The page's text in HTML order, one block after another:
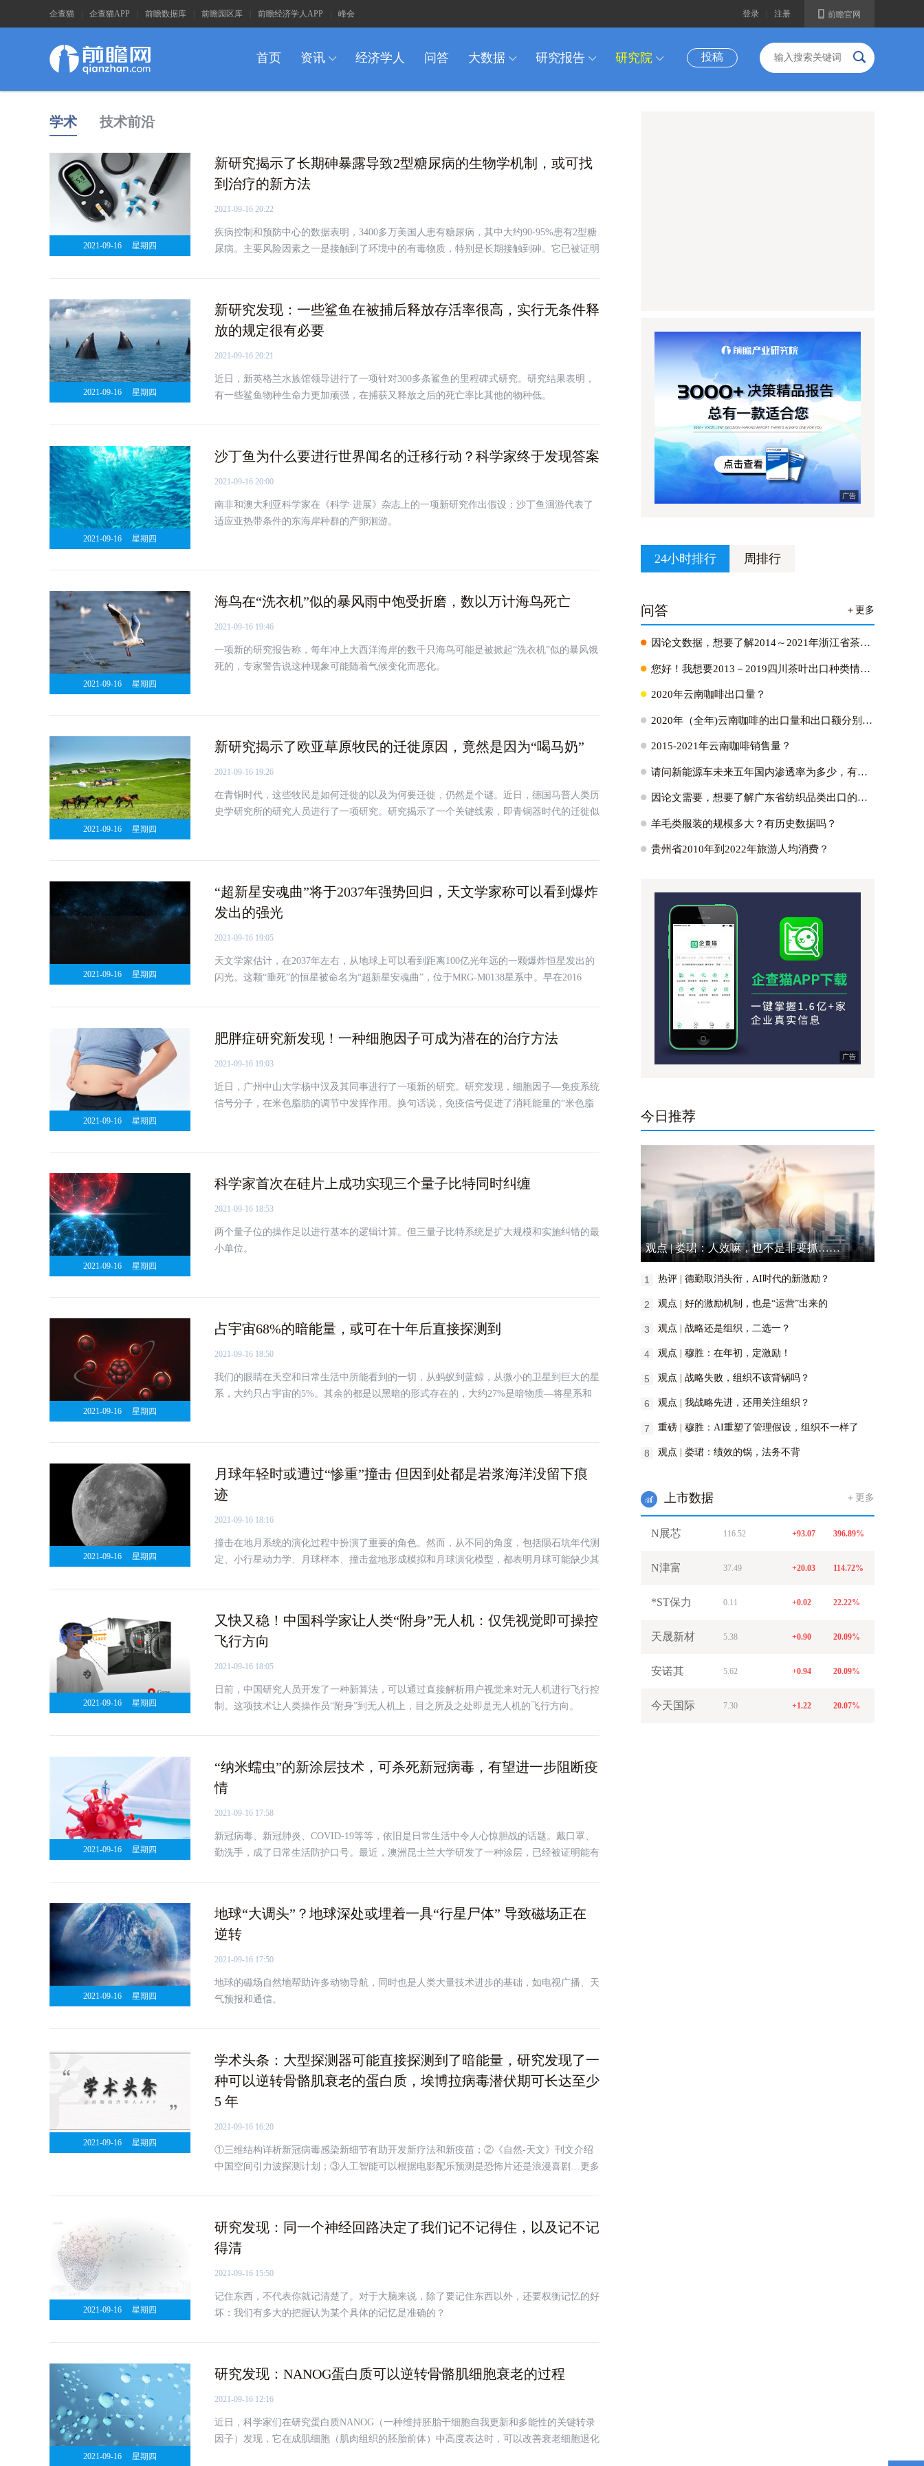
企查猫 企查猫APP 前瞻数据库 前瞻园区库 前瞻经济学人APP 峰会 A 前瞻官网
登录 注册
首页 资讯 I 经济学人 问答 大数据 I 研究报告 I 研究院 I 投稿 B
学术 技术前沿
2021-09-16 星期四
新研究揭示了长期砷暴露导致2型糖尿病的生物学机制，或可找
到治疗的新方法
2021-09-16 20:22
疾病控制和预防中心的数据表明，3400多万美国人患有糖尿病，其中大约90-95%患有2型糖
尿病。主要风险因素之一是接触到了环境中的有毒物质，特别是长期接触到砷。它已被证明
征。
2021-09-16 星期四
新研究发现：一些鲨鱼在被捕后释放存活率很高，实行无条件释
放的规定很有必要
2021-09-16 20:21
近日，新英格兰水族馆领导进行了一项针对300多条鲨鱼的里程碑式研究。研究结果表明，
有一些鲨鱼物种生命力更加顽强，在捕获又释放之后的死亡率比其他的物种低。
2021-09-16 星期四
沙丁鱼为什么要进行世界闻名的迁移行动？科学家终于发现答案
2021-09-16 20:00
南非和澳大利亚科学家在《科学·进展》杂志上的一项新研究作出假设：沙丁鱼洄游代表了
适应亚热带条件的东海岸种群的产卵洄游。
2021-09-16 星期四
海鸟在“洗衣机”似的暴风雨中饱受折磨，数以万计海鸟死亡
2021-09-16 19:46
一项新的研究报告称，每年冲上大西洋海岸的数千只海鸟可能是被掀起“洗衣机”似的暴风饿
死的，专家警告说这种现象可能随着气候变化而恶化。
2021-09-16 星期四
新研究揭示了欧亚草原牧民的迁徙原因，竟然是因为“喝马奶”
2021-09-16 19:26
在青铜时代，这些牧民是如何迁徙的以及为何要迁徙，仍然是个谜。近日，德国马普人类历
史学研究所的研究人员进行了一项研究。研究揭示了一个关键线索，即青铜器时代的迁徙似
2021-09-16 星期四
“超新星安魂曲”将于2037年强势回归，天文学家称可以看到爆炸
发出的强光
2021-09-16 19:05
天文学家估计，在2037年左右，从地球上可以看到距离100亿光年远的一颗爆炸恒星发出的
闪光。这颗“垂死”的恒星被命名为“超新星安魂曲”，位于MRG-M0138星系中。早在2016
2021-09-16 星期四
肥胖症研究新发现！一种细胞因子可成为潜在的治疗方法
2021-09-16 19:03
近日，广州中山大学杨中汉及其同事进行了一项新的研究。研究发现，细胞因子—免疫系统
信号分子，在米色脂肪的调节中发挥作用。换句话说，免疫信号促进了消耗能量的“米色脂
2021-09-16 星期四
科学家首次在硅片上成功实现三个量子比特同时纠缠
2021-09-16 18:53
两个量子位的操作足以进行基本的逻辑计算。但三量子比特系统是扩大规模和实施纠错的最
小单位。
2021-09-16 星期四
占宇宙68%的暗能量，或可在十年后直接探测到
2021-09-16 18:50
我们的眼睛在天空和日常生活中所能看到的一切，从蚂蚁到蓝鲸，从微小的卫星到巨大的星
系，大约只占宇宙的5%。其余的都是以黑暗的形式存在的，大约27%是暗物质—将星系和
2021-09-16 星期四
月球年轻时或遭过“惨重”撞击 但因到处都是岩浆海洋没留下痕
迹
2021-09-16 18:16
撞击在地月系统的演化过程中扮演了重要的角色。然而，从不同的角度，包括陨石坑年代测
定、小行星动力学、月球样本、撞击盆地形成模拟和月球演化模型，都表明月球可能缺少其
地，可能是在月球岩浆海洋仍在凝固时形成的。
2021-09-16 星期四
又快又稳！中国科学家让人类“附身”无人机：仅凭视觉即可操控
飞行方向
2021-09-16 18:05
日前，中国研究人员开发了一种新算法，可以通过直接解析用户视觉来对无人机进行飞行控
制。这项技术让人类操作员“附身”到无人机上，目之所及之处即是无人机的飞行方向。
2021-09-16 星期四
“纳米蠕虫”的新涂层技术，可杀死新冠病毒，有望进一步阻断疫
情
2021-09-16 17:58
新冠病毒、新冠肺炎、COVID-19等等，依旧是日常生活中令人心惊胆战的话题。戴口罩、
勤洗手，成了日常生活防护口号。最近，澳洲昆士兰大学研发了一种涂层，已经被证明能有
2021-09-16 星期四
地球“大调头”？地球深处或埋着一具“行星尸体” 导致磁场正在
逆转
2021-09-16 17:50
地球的磁场自然地帮助许多动物导航，同时也是人类大量技术进步的基础，如电视广播、天
气预报和通信。
2021-09-16 星期四
学术头条：大型探测器可能直接探测到了暗能量，研究发现了一
种可以逆转骨骼肌衰老的蛋白质，埃博拉病毒潜伏期可长达至少
5 年
2021-09-16 16:20
①三维结构详析新冠病毒感染新细节有助开发新疗法和新疫苗；②《自然-天文》刊文介绍
中国空间引力波探测计划；③人工智能可以根据电影配乐预测是恐怖片还是浪漫喜剧…更多
2021-09-16 星期四
研究发现：同一个神经回路决定了我们记不记得住，以及记不记
得清
2021-09-16 15:50
记住东西，不代表你就记清楚了。对于大脑来说，除了要记住东西以外，还要权衡记忆的好
坏：我们有多大的把握认为某个具体的记忆是准确的？
2021-09-16 星期四
研究发现：NANOG蛋白质可以逆转骨骼肌细胞衰老的过程
2021-09-16 12:16
近日，科学家们在研究蛋白质NANOG（一种维持胚胎干细胞自我更新和多能性的关键转录
因子）发现，它在成肌细胞（肌肉组织的胚胎前体）中高度表达时，可以改善衰老细胞退化
广告
24小时排行 周排行
问答 ＋更多
H 因论文数据，想要了解2014～2021年浙江省茶叶出口量、出口金额以及它们占全国比重；2021年浙江省茶叶出口各个国家的出口量？
H 您好！我想要2013－2019四川茶叶出口种类情况:绿茶出口占比~红茶～黑茶~白茶？
H 2020年云南咖啡出口量？
H 2020年（全年)云南咖啡的出口量和出口额分别是多少？
H 2015-2021年云南咖啡销售量？
H 请问新能源车未来五年国内渗透率为多少，有没有测算逻辑参考？国内外新能源车渗透率的峰值能达到多少?
H 因论文需要，想要了解广东省纺织品类出口的主要市场，具体的出口额为多少，不同贸易方式出口额多少占比多少。蟹蟹！？
H 羊毛类服装的规模多大？有历史数据吗？
H 贵州省2010年到2022年旅游人均消费？
广告
今日推荐
观点 | 娄珺：人效嘛，也不是非要抓……
1 热评 | 德勤取消头衔，AI时代的新激励？
2 观点 | 好的激励机制，也是“运营”出来的
3 观点 | 战略还是组织，二选一？
4 观点 | 穆胜：在年初，定激励！
5 观点 | 战略失败，组织不该背锅吗？
6 观点 | 我战略先进，还用关注组织？
7 重磅 | 穆胜：AI重塑了管理假设，组织不一样了
8 观点 | 娄珺：绩效的锅，法务不背
w 上市数据 ＋更多
N展芯 116.52 +93.07 396.89%
N津富 37.49 +20.03 114.72%
*ST保力 0.11 +0.02 22.22%
天晟新材 5.38 +0.90 20.09%
安诺其 5.62 +0.94 20.09%
今天国际 7.30 +1.22 20.07%